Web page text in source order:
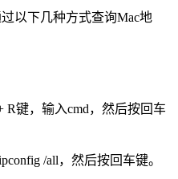
以下几种方式查询Mac地
R键，输入cmd，然后按回车
/all，然后按回车键。